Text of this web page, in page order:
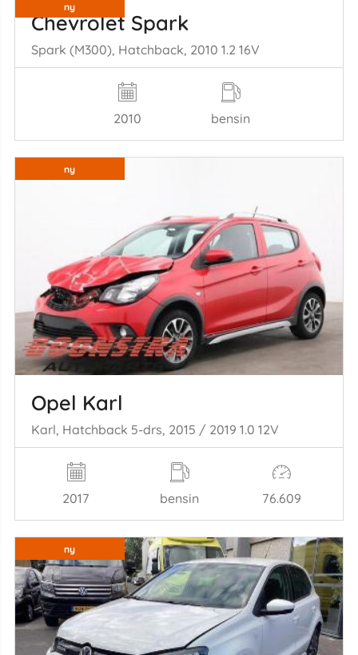
ny
Chevrolet Spark
Spark (M300), Hatchback, 2010 1.2 16V
2010 bensin
ny
Opel Karl
Karl, Hatchback 5-drs, 2015 / 2019 1.0 12V
2017 bensin 76.609
ny